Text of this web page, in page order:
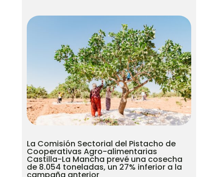
La Comisión Sectorial del Pistacho de
Cooperativas Agro-alimentarias
Castilla-La Mancha prevé una cosecha
de 8.054 toneladas, un 27% inferior a la
campaña anterior